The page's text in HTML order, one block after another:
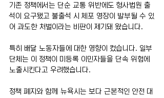
기존 정책에서는 단순 교통 위반에도 형사법원 출
석이 요구됐고 불출석 시 체포 영장이 발부될 수 있
어 과도한 처벌이라는 비판이 제기돼 왔습니다.
특히 배달 노동자들에 대한 영향이 컸습니다. 일부
단체는 이 정책이 미등록 이민자들을 단속 위험에
노출시킨다고 우려했습니다.
정책 폐지와 함께 뉴욕시는 보다 근본적인 안전 대